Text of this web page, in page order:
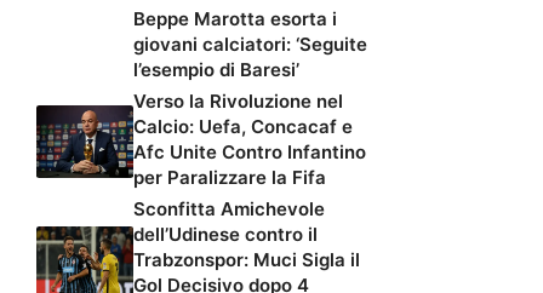
Beppe Marotta esorta i
giovani calciatori: ‘Seguite
l’esempio di Baresi’
Verso la Rivoluzione nel
Calcio: Uefa, Concacaf e
Afc Unite Contro Infantino
per Paralizzare la Fifa
Sconfitta Amichevole
dell’Udinese contro il
Trabzonspor: Muci Sigla il
Gol Decisivo dopo 4